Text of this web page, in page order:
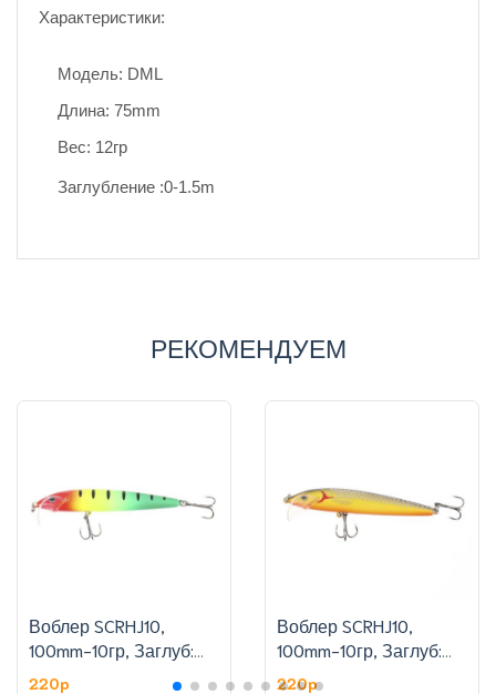
Характеристики:
Модель: DML
Длина: 75mm
Вес: 12гр
Заглубление :0-1.5m
РЕКОМЕНДУЕМ
Воблер SCRHJ10,
100mm-10гр, Заглуб:
1.8-2.4 м, цвет:6
220p
Воблер SCRHJ10,
100mm-10гр, Заглуб:
1.8-2.4 м, цвет:11
220p